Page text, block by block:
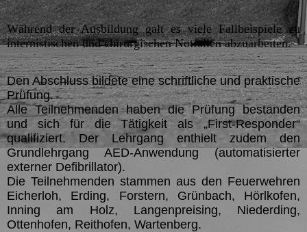
Während der Ausbildung galt es viele Fallbeispiele zu
internistischen und chirurgischen Notfällen abzuarbeiten.
Den Abschluss bildete eine schriftliche und praktische
Prüfung.
Alle Teilnehmenden haben die Prüfung bestanden
und sich für die Tätigkeit als „First-Responder“
qualifiziert. Der Lehrgang enthielt zudem den
Grundlehrgang AED-Anwendung (automatisierter
externer Defibrillator).
Die Teilnehmenden stammen aus den Feuerwehren
Eicherloh, Erding, Forstern, Grünbach, Hörlkofen,
Inning am Holz, Langenpreising, Niederding,
Ottenhofen, Reithofen, Wartenberg.